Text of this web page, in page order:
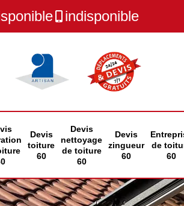
indisponible
Devis
toiture
60
Devis
nettoyage
de toiture
60
Devis
zingueur
60
de
60